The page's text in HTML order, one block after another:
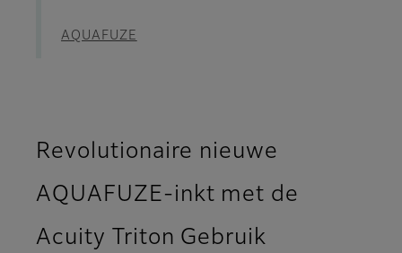
AQUAFUZE
Revolutionaire nieuwe
AQUAFUZE-inkt met de
Acuity Triton Gebruik